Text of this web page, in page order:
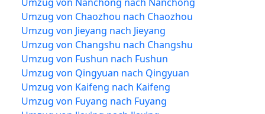
Umzug von Chaozhou nach Chaozhou
Umzug von Jieyang nach Jieyang
Umzug von Changshu nach Changshu
Umzug von Fushun nach Fushun
Umzug von Qingyuan nach Qingyuan
Umzug von Kaifeng nach Kaifeng
Umzug von Fuyang nach Fuyang